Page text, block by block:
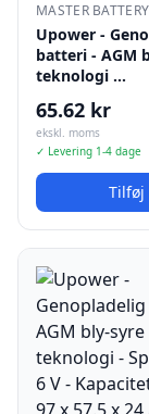
MASTER BATTERY
Upower -
batteri - AGM
teknologi …
65.62 kr
ekskl. moms
✓ Levering 1-4 dage
Tilføj